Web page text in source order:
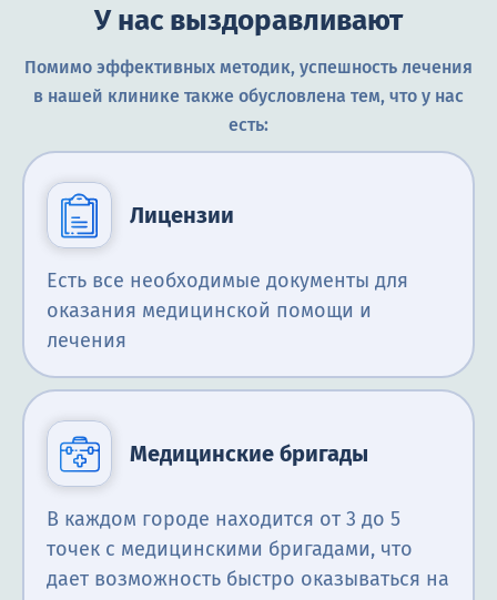
У нас выздоравливают
Помимо эффективных методик, успешность лечения
в нашей клинике также обусловлена тем, что у нас
есть:
Лицензии
Есть все необходимые документы для
оказания медицинской помощи и
лечения
Медицинские бригады
В каждом городе находится от 3 до 5
точек с медицинскими бригадами, что
дает возможность быстро оказываться на